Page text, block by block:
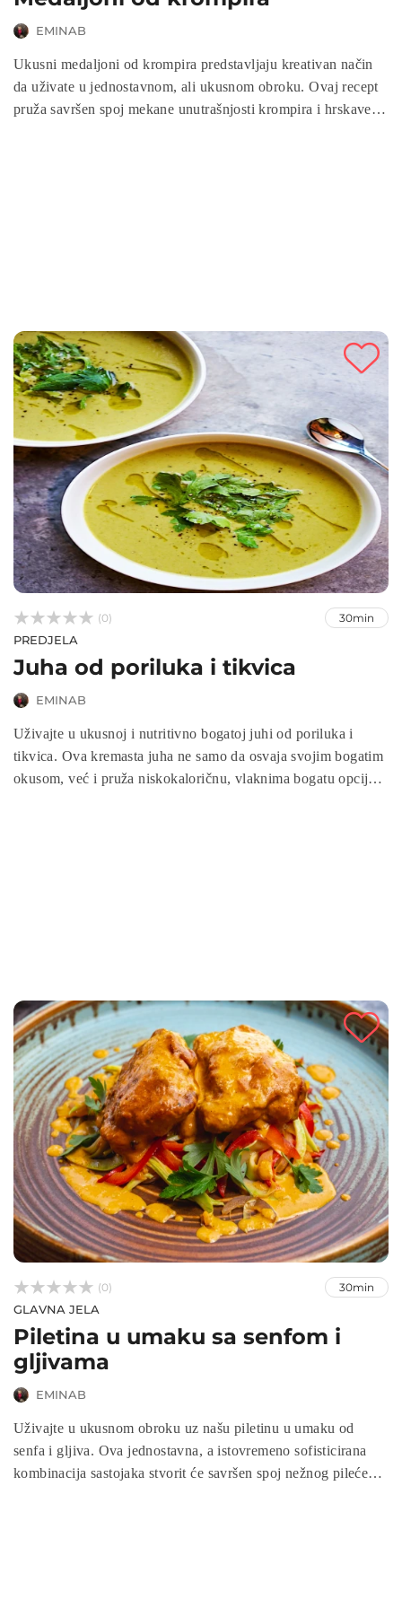
EMINAB
Ukusni medaljoni od krompira predstavljaju kreativan način
da uživate u jednostavnom, ali ukusnom obroku. Ovaj recept
pruža savršen spoj mekane unutrašnjosti krompira i hrskave


 (0) 30min
PREDJELA
Juha od poriluka i tikvica
EMINAB
Uživajte u ukusnoj i nutritivno bogatoj juhi od poriluka i
tikvica. Ova kremasta juha ne samo da osvaja svojim bogatim
okusom, već i pruža niskokaloričnu, vlaknima bogatu opciju


 (0) 30min
GLAVNA JELA
Piletina u umaku sa senfom i
gljivama
EMINAB
Uživajte u ukusnom obroku uz našu piletinu u umaku od
senfa i gljiva. Ova jednostavna, a istovremeno sofisticirana
kombinacija sastojaka stvorit će savršen spoj nežnog pilećeg